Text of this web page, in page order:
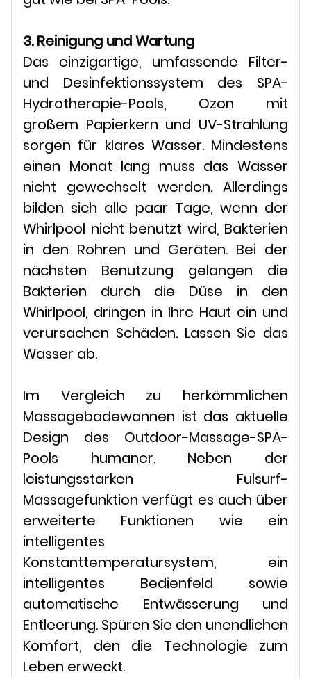
3. Reinigung und Wartung
Das einzigartige, umfassende Filter-
und Desinfektionssystem des SPA-
Hydrotherapie-Pools, Ozon mit
großem Papierkern und UV-Strahlung
sorgen für klares Wasser. Mindestens
einen Monat lang muss das Wasser
nicht gewechselt werden. Allerdings
bilden sich alle paar Tage, wenn der
Whirlpool nicht benutzt wird, Bakterien
in den Rohren und Geräten. Bei der
nächsten Benutzung gelangen die
Bakterien durch die Düse in den
Whirlpool, dringen in Ihre Haut ein und
verursachen Schäden. Lassen Sie das
Wasser ab.
Im Vergleich zu herkömmlichen
Massagebadewannen ist das aktuelle
Design des Outdoor-Massage-SPA-
Pools humaner. Neben der
leistungsstarken Fulsurf-
Massagefunktion verfügt es auch über
erweiterte Funktionen wie ein
intelligentes
Konstanttemperatursystem, ein
intelligentes Bedienfeld sowie
automatische Entwässerung und
Entleerung. Spüren Sie den unendlichen
Komfort, den die Technologie zum
Leben erweckt.